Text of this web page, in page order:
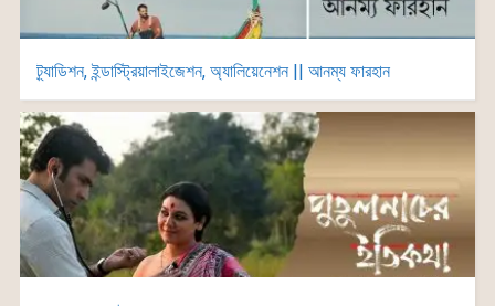
ট্র্যাডিশন, ইন্ডাস্ট্রিয়ালাইজেশন, অ্যালিয়েনেশন || আনম্য ফারহান